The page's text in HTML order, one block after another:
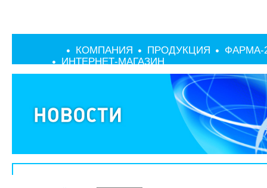
КОМПАНИЯ ПРОДУКЦИЯ
ФАРМА-
ИНТЕРНЕТ-МАГАЗИН